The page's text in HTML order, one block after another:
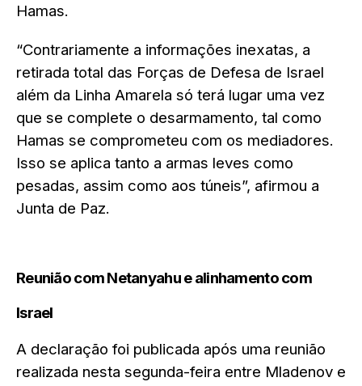
Hamas.
“Contrariamente a informações inexatas, a
retirada total das Forças de Defesa de Israel
além da Linha Amarela só terá lugar uma vez
que se complete o desarmamento, tal como
Hamas se comprometeu com os mediadores.
Isso se aplica tanto a armas leves como
pesadas, assim como aos túneis”, afirmou a
Junta de Paz.
Reunião com Netanyahu e alinhamento com
Israel
A declaração foi publicada após uma reunião
realizada nesta segunda-feira entre Mladenov e